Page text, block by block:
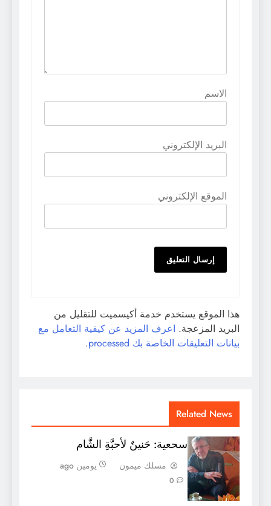
الاسم
البريد الإلكتروني
الموقع الإلكتروني
هذا الموقع يستخدم خدمة أكيسميت للتقليل من
البريد المزعجة. اعرف المزيد عن كيفية التعامل مع
بيانات التعليقات الخاصة بك processed
.
Related News
سحعية: حَنينٌ لأحبَّةِ الشَّام
مسلك ميمون يومين ago
0